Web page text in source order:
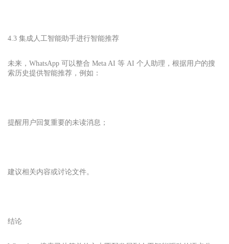
4.3 集成人工智能助手进行智能推荐
未来，WhatsApp 可以整合 Meta AI 等 AI 个人助理，根据用户的搜
索历史提供智能推荐，例如：
提醒用户回复重要的未读消息；
建议相关内容或讨论文件。
结论